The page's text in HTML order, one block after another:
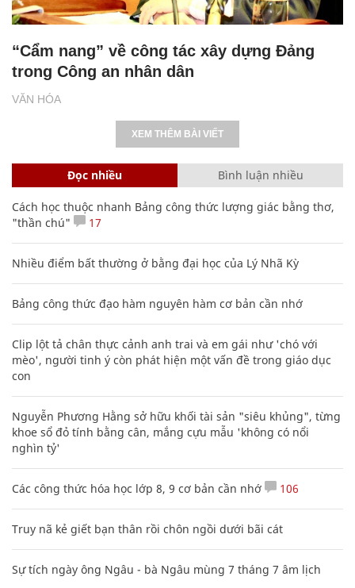
VĂN HÓA
“Cẩm nang” về công tác xây dựng Đảng
trong Công an nhân dân
XEM THÊM BÀI VIẾT
Đọc nhiều Bình luận nhiều
Cách học thuộc nhanh Bảng công thức lượng giác bằng thơ,
"thần chú"
17
Nhiều điểm bất thường ở bằng đại học của Lý Nhã Kỳ
Bảng công thức đạo hàm nguyên hàm cơ bản cần nhớ
Clip lột tả chân thực cảnh anh trai và em gái như 'chó với
mèo', người tinh ý còn phát hiện một vấn đề trong giáo dục
con
Nguyễn Phương Hằng sở hữu khối tài sản "siêu khủng", từng
khoe sổ đỏ tính bằng cân, mắng cựu mẫu 'không có nổi
nghìn tỷ'
Các công thức hóa học lớp 8, 9 cơ bản cần nhớ 106
Truy nã kẻ giết bạn thân rồi chôn ngồi dưới bãi cát
Sự tích ngày ông Ngâu - bà Ngâu mùng 7 tháng 7 âm lịch